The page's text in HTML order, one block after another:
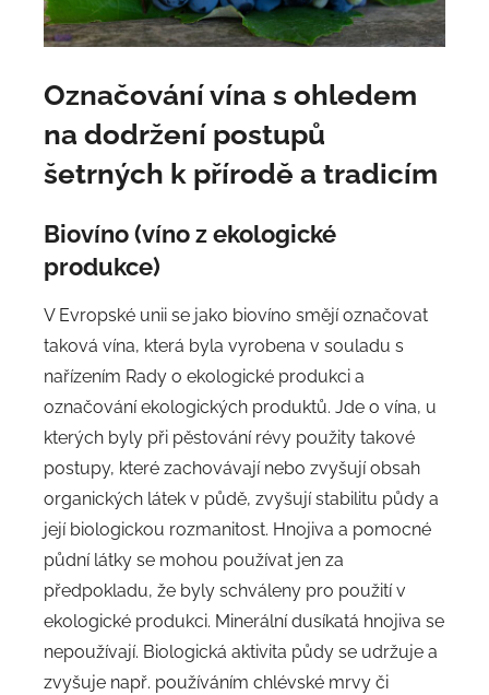
Označování vína s ohledem
na dodržení postupů
šetrných k přírodě a tradicím
Biovíno (víno z ekologické
produkce)
V Evropské unii se jako biovíno smějí označovat
taková vína, která byla vyrobena v souladu s
nařízením Rady o ekologické produkci a
označování ekologických produktů. Jde o vína, u
kterých byly při pěstování révy použity takové
postupy, které zachovávají nebo zvyšují obsah
organických látek v půdě, zvyšují stabilitu půdy a
její biologickou rozmanitost. Hnojiva a pomocné
půdní látky se mohou používat jen za
předpokladu, že byly schváleny pro použití v
ekologické produkci. Minerální dusíkatá hnojiva se
nepoužívají. Biologická aktivita půdy se udržuje a
zvyšuje např. používáním chlévské mrvy či